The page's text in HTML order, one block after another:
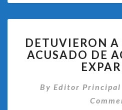
A
DE
DETUVIERON
ACUSADO DE
By Editor Principal